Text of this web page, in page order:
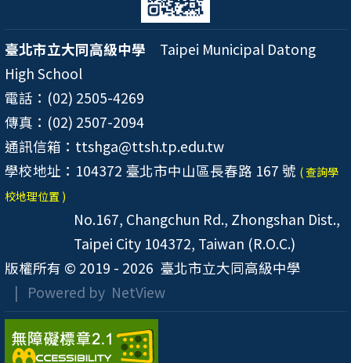
臺北市立大同高級中學 Taipei Municipal Datong
High School
電話：(02) 2505-4269
傳真：(02) 2507-2094
通訊信箱：ttshga@ttsh.tp.edu.tw
學校地址：104372 臺北市中山區長春路 167 號 ( 查詢學
校地理位置 )
No.167, Changchun Rd., Zhongshan Dist.,
Taipei City 104372, Taiwan (R.O.C.)
版權所有 © 2019 - 2026 臺北市立大同高級中學
| Powered by NetView